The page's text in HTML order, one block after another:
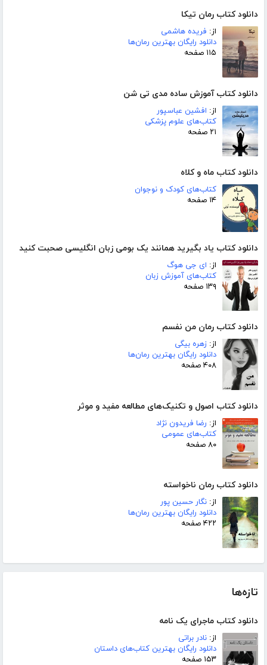
دانلود کتاب رمان تیکا
از: فریده هاشمی
دانلود رایگان بهترین رمان‌ها
۱۱۵ صفحه
دانلود کتاب آموزش ساده مدی تی شن
از: افشین عباسپور
کتاب‌های علوم پزشکی
۲۱ صفحه
دانلود کتاب ماه و کلاه
کتاب‌های کودک و نوجوان
۱۴ صفحه
دانلود کتاب یاد بگیرید همانند یک بومی زبان انگلیسی صحبت کنید
از: ای جی هوگ
کتاب‌های آموزش زبان
۱۳۹ صفحه
دانلود کتاب رمان من نفسم
از: زهره بیگی
دانلود رایگان بهترین رمان‌ها
۴۰۸ صفحه
دانلود کتاب اصول و تکنیک‌های مطالعه مفید و موثر
از: رضا فریدون نژاد
کتاب‌های عمومی
۸۰ صفحه
دانلود کتاب رمان ناخواسته
از: نگار حسین پور
دانلود رایگان بهترین رمان‌ها
۴۲۲ صفحه
تازه‌ها
دانلود کتاب ماجرای یک نامه
از: نادر براتی
دانلود رایگان بهترین کتاب‌های داستان
۱۵۳ صفحه